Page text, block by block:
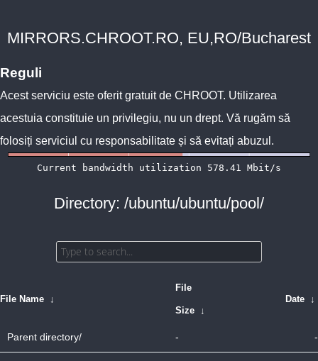
MIRRORS.CHROOT.RO, EU,RO/Bucharest
Reguli
Acest serviciu este oferit gratuit de CHROOT. Utilizarea
acestuia constituie un privilegiu, nu un drept. Vă rugăm să
folosiți serviciul cu responsabilitate și să evitați abuzul.
Directory: /ubuntu/ubuntu/pool/
File Name ↓
File
Size ↓
Date ↓
Parent directory/ - -